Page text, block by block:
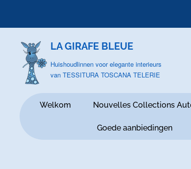
LA GIRAFE BLEUE
Huishoudlinnen voor elegante interieurs
van TESSITURA TOSCANA TELERIE
Welkom Nouvelles Collections
Goede aanbiedingen